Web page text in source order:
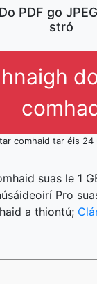
PDF go
stró
comhaid tar éis 24
suas le 1
Pro
a thiontú;